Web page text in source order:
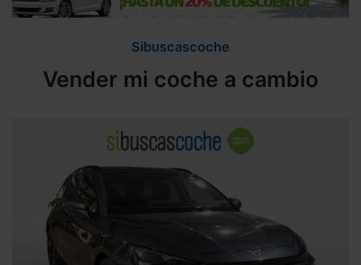
Sibuscascoche
Vender mi coche a cambio